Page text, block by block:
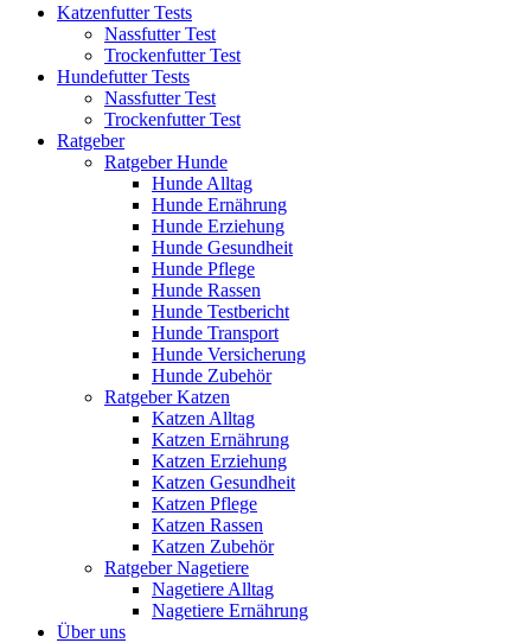
Katzenfutter Tests
Nassfutter Test
Trockenfutter Test
Hundefutter Tests
Nassfutter Test
Trockenfutter Test
Ratgeber
Ratgeber Hunde
Hunde Alltag
Hunde Ernährung
Hunde Erziehung
Hunde Gesundheit
Hunde Pflege
Hunde Rassen
Hunde Testbericht
Hunde Transport
Hunde Versicherung
Hunde Zubehör
Ratgeber Katzen
Katzen Alltag
Katzen Ernährung
Katzen Erziehung
Katzen Gesundheit
Katzen Pflege
Katzen Rassen
Katzen Zubehör
Ratgeber Nagetiere
Nagetiere Alltag
Nagetiere Ernährung
Über uns